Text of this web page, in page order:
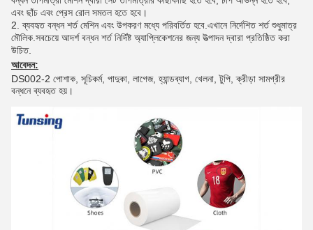
এবং ছাঁচ এবং প্রেস রোল সমতল হতে হবে।
2. ব্যবহৃত বন্ধন শর্ত মেশিন এবং উপকরণ মধ্যে পরিবর্তিত হবে.এখানে নির্দেশিত শর্ত শুধুমাত্র
মৌলিক.সবচেয়ে আদর্শ বন্ধন শর্ত নির্দিষ্ট অ্যাপ্লিকেশনের জন্য উত্পাদন দ্বারা প্রতিষ্ঠিত করা
উচিত.
আবেদন:
DS002-2 পোশাক, সূচিকর্ম, পাদুকা, লাগেজ, হ্যান্ডব্যাগ, খেলনা, টুপি, ক্রীড়া সামগ্রীর
বন্ধনে ব্যবহৃত হয়।